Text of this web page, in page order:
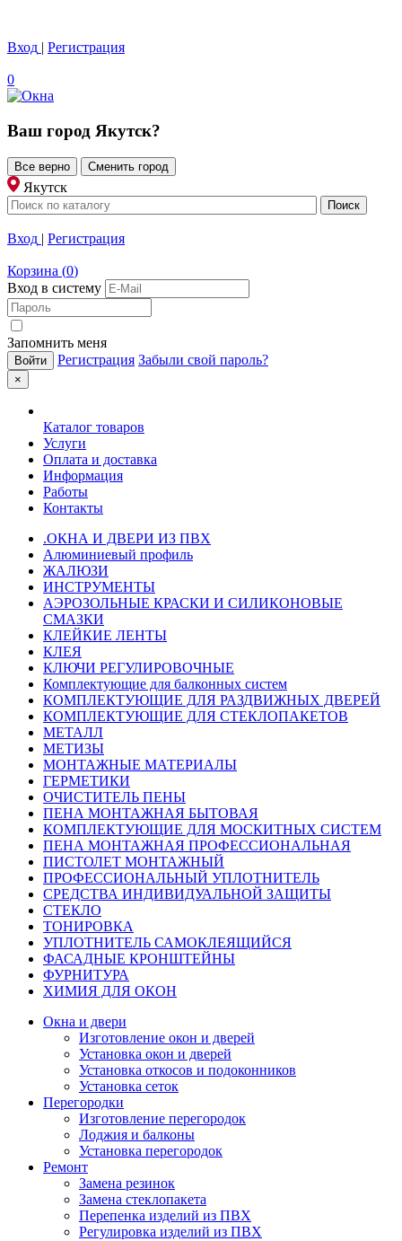
Вход | Регистрация
0
Ваш город Якутск?
Все верно Сменить город
Якутск
Вход | Регистрация
Корзина (0)
Вход в систему
Запомнить меня
Регистрация Забыли свой пароль?
×
Каталог товаров
Услуги
Оплата и доставка
Информация
Работы
Контакты
.ОКНА И ДВЕРИ ИЗ ПВХ
Алюминиевый профиль
ЖАЛЮЗИ
ИНСТРУМЕНТЫ
АЭРОЗОЛЬНЫЕ КРАСКИ И СИЛИКОНОВЫЕ
СМАЗКИ
КЛЕЙКИЕ ЛЕНТЫ
КЛЕЯ
КЛЮЧИ РЕГУЛИРОВОЧНЫЕ
Комплектующие для балконных систем
КОМПЛЕКТУЮЩИЕ ДЛЯ РАЗДВИЖНЫХ ДВЕРЕЙ
КОМПЛЕКТУЮЩИЕ ДЛЯ СТЕКЛОПАКЕТОВ
МЕТАЛЛ
МЕТИЗЫ
МОНТАЖНЫЕ МАТЕРИАЛЫ
ГEPМЕТИКИ
ОЧИСТИТЕЛЬ ПЕНЫ
ПЕНА МОНТАЖНАЯ БЫТОВАЯ
КОМПЛЕКТУЮЩИЕ ДЛЯ МОСКИТНЫХ СИСТЕМ
ПЕНА МОНТАЖНАЯ ПРОФЕССИОНАЛЬНАЯ
ПИСТОЛЕТ МОНТАЖНЫЙ
ПРОФЕССИОНАЛЬНЫЙ УПЛОТНИТЕЛЬ
СРЕДСТВА ИНДИВИДУАЛЬНОЙ ЗАЩИТЫ
СТЕКЛО
ТОНИРОВКА
УПЛОТНИТЕЛЬ САМОКЛЕЯЩИЙСЯ
ФАСАДНЫЕ КРОНШТЕЙНЫ
ФУРНИТУРА
ХИМИЯ ДЛЯ ОКОН
Окна и двери
Изготовление окон и дверей
Установка окон и дверей
Установка откосов и подоконников
Установка сеток
Перегородки
Изготовление перегородок
Лоджия и балконы
Установка перегородок
Ремонт
Замена резинок
Замена стеклопакета
Перепенка изделий из ПВХ
Регулировка изделий из ПВХ